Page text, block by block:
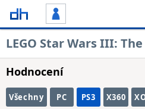
LEGO Star Wars III:
Hodnocení
Všechny PC PS3 X360